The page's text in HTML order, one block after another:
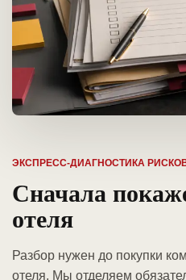
ЭКСПРЕСС-ДИАГНОСТИКА
Сначала
отеля
Разбор нужен до покупки
отеля. Мы отделяем